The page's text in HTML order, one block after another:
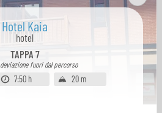
Hotel Kaia
hotel
TAPPA 7
deviazione fuori dal percorso
7:50 h 20 m